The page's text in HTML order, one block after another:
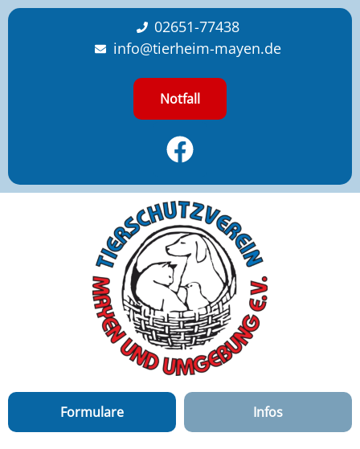
content
02651-77438
info@tierheim-mayen.de
Notfall
Formulare Infos